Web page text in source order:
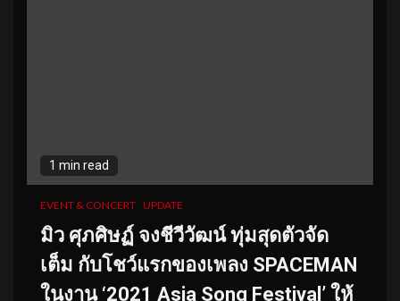
1 min read
EVENT & CONCERT UPDATE
มิว ศุภศิษฏ์ จงชีวีวัฒน์ ทุ่มสุดตัวจัด
เต็ม กับโชว์แรกของเพลง SPACEMAN
ในงาน ‘2021 Asia Song Festival’ ให้